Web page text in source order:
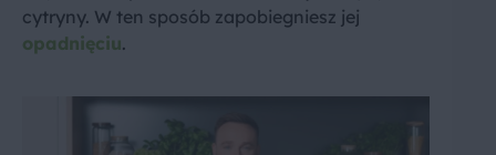
cytryny. W ten sposób zapobiegniesz jej
opadnięciu.